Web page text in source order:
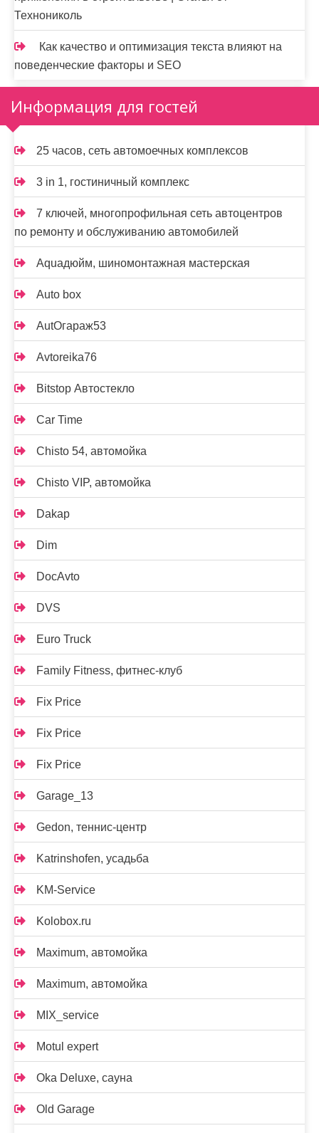
Технониколь
Как качество и оптимизация текста влияют на
поведенческие факторы и SEO
Информация для гостей
25 часов, сеть автомоечных комплексов
3 in 1, гостиничный комплекс
7 ключей, многопрофильная сеть автоцентров
по ремонту и обслуживанию автомобилей
Aquaдюйм, шиномонтажная мастерская
Auto box
AutOгараж53
Avtoreika76
Bitstop Автостекло
Car Time
Chisto 54, автомойка
Chisto VIP, автомойка
Dakap
Dim
DocAvto
DVS
Euro Truck
Family Fitness, фитнес-клуб
Fix Price
Fix Price
Fix Price
Garage_13
Gedon, теннис-центр
Katrinshofen, усадьба
KM-Service
Kolobox.ru
Maximum, автомойка
Maximum, автомойка
MIX_service
Motul expert
Oka Deluxe, сауна
Old Garage